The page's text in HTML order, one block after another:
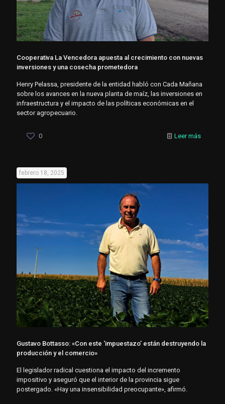
Cooperativa La Vencedora apuesta al crecimiento con nuevas
inversiones y una cosecha prometedora
Henry Pelassa, presidente de la entidad habló con Cada Mañana
sobre los avances en la nueva planta de maíz, las inversiones en
infraestructura y el impacto de las políticas económicas en el
sector agropecuario.
0 Leer más
febrero 18, 2025
Gustavo Bottasso: «Con este ‘impuestazo’ están destruyendo la
producción y el comercio»
El legislador radical cuestiona el impacto del incremento
impositivo y aseguró que el interior de la provincia sigue
postergado. «Hay una insensibilidad preocupante», afirmó.